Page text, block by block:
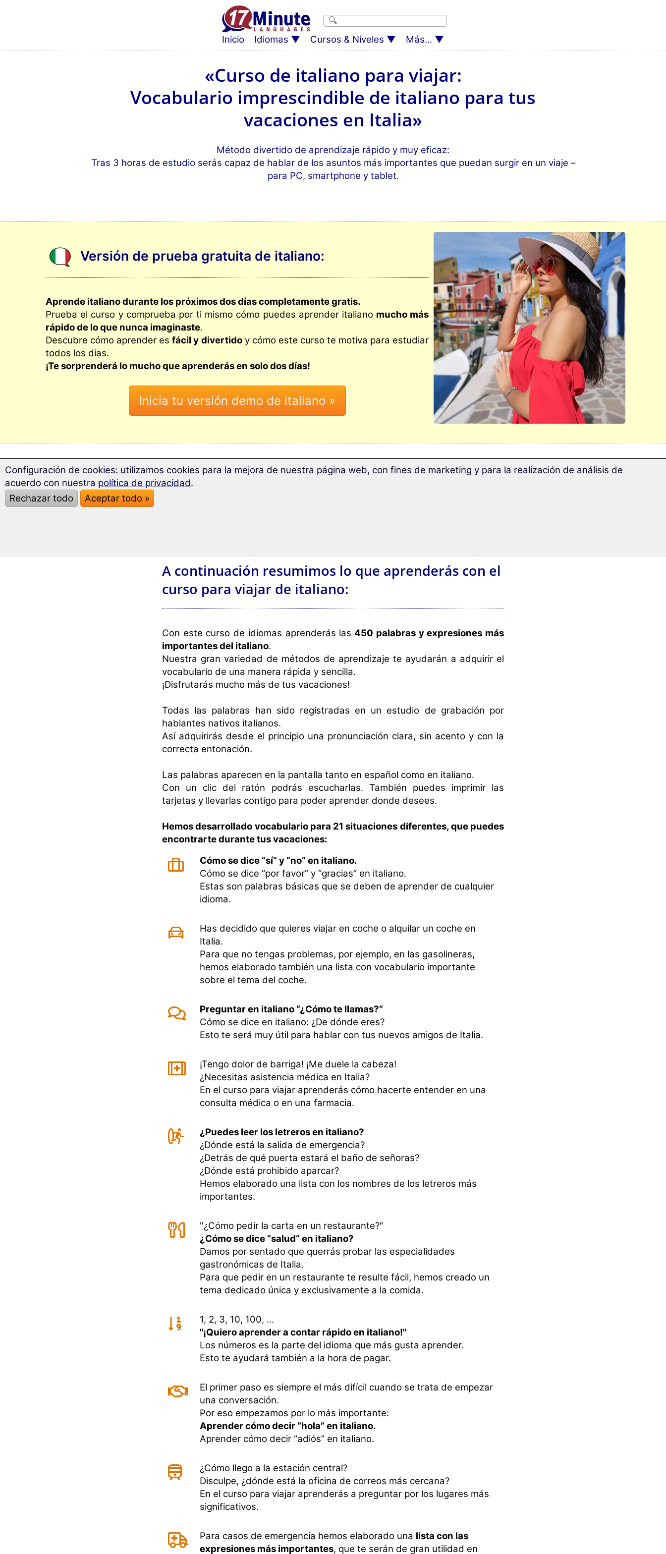
Inicio Idiomas Cursos & Niveles Más...
«Curso de italiano para viajar:
Vocabulario imprescindible de italiano para tus
vacaciones en Italia»
Método divertido de aprendizaje rápido y muy eficaz:
Tras 3 horas de estudio serás capaz de hablar de los asuntos más importantes que puedan surgir en un viaje –
para PC, smartphone y tablet.
Versión de prueba gratuita de italiano:
Aprende italiano durante los próximos dos días completamente gratis.
Prueba el curso y comprueba por ti mismo cómo puedes aprender italiano mucho más
rápido de lo que nunca imaginaste.
Descubre cómo aprender esfácil y divertidoy cómo este curso te motiva para estudiar
todos los días.
¡Te sorprenderá lo mucho que aprenderás en solo dos días!
A continuación resumimos lo que aprenderás con el
curso para viajar de italiano:
Con este curso de idiomas aprenderás las 450 palabras y expresiones más
importantes del italiano.
Nuestra gran variedad de métodos de aprendizaje te ayudarán a adquirir el
vocabulario de una manera rápida y sencilla.
¡Disfrutarás mucho más de tus vacaciones!
Todas las palabras han sido registradas en un estudio de grabación por
hablantes nativos italianos.
Así adquirirás desde el principio una pronunciación clara, sin acento y con la
correcta entonación.
Las palabras aparecen en la pantalla tanto en español como en italiano.
Con un clic del ratón podrás escucharlas. También puedes imprimir las
tarjetas y llevarlas contigo para poder aprender donde desees.
Hemos desarrollado vocabulario para 21 situaciones diferentes, que puedes
encontrarte durante tus vacaciones:
Cómo se dice “sí” y “no” en italiano.
Cómo se dice “por favor” y “gracias” en italiano.
Estas son palabras básicas que se deben de aprender de cualquier
idioma.
Has decidido que quieres viajar en coche o alquilar un coche en
Italia.
Para que no tengas problemas, por ejemplo, en las gasolineras,
hemos elaborado también una lista con vocabulario importante
sobre el tema del coche.
Preguntar en italiano “¿Cómo te llamas?“
Cómo se dice en italiano: ¿De dónde eres?
Esto te será muy útil para hablar con tus nuevos amigos de Italia.
¡Tengo dolor de barriga! ¡Me duele la cabeza!
¿Necesitas asistencia médica en Italia?
En el curso para viajar aprenderás cómo hacerte entender en una
consulta médica o en una farmacia.
¿Puedes leer los letreros en italiano?
¿Dónde está la salida de emergencia?
¿Detrás de qué puerta estará el baño de señoras?
¿Dónde está prohibido aparcar?
Hemos elaborado una lista con los nombres de los letreros más
importantes.
"¿Cómo pedir la carta en un restaurante?"
¿Cómo se dice “salud“ en italiano?
Damos por sentado que querrás probar las especialidades
gastronómicas de Italia.
Para que pedir en un restaurante te resulte fácil, hemos creado un
tema dedicado única y exclusivamente a la comida.
1, 2, 3, 10, 100, ...
"¡Quiero aprender a contar rápido en italiano!"
Los números es la parte del idioma que más gusta aprender.
Esto te ayudará también a la hora de pagar.
El primer paso es siempre el más difícil cuando se trata de empezar
una conversación.
Por eso empezamos por lo más importante:
Aprender cómo decir “hola” en italiano.
Aprender cómo decir “adiós” en italiano.
¿Cómo llego a la estación central?
Disculpe, ¿dónde está la oficina de correos más cercana?
En el curso para viajar aprenderás a preguntar por los lugares más
significativos.
Para casos de emergencia hemos elaborado una lista con las
expresiones más importantes, que te serán de gran utilidad en
Configuración de cookies: utilizamos cookies para la mejora de nuestra página web, con fines de marketing y para la realización de análisis de
acuerdo con nuestra política de privacidad.
Rechazar todo
Aceptar todo »